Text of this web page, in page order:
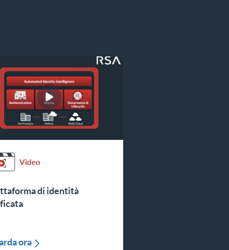
Video
di identità
ora